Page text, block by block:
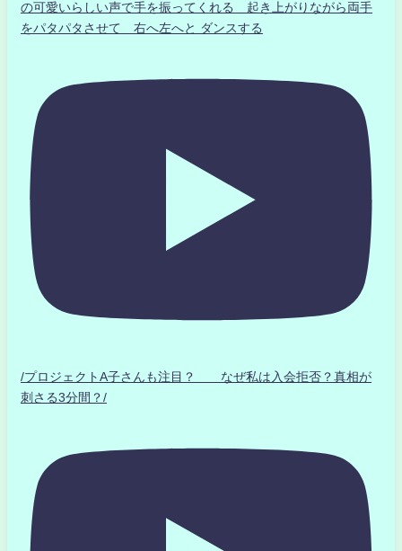
の可愛いらしい声で手を振ってくれる 起き上がりながら両手
をパタパタさせて 右へ左へと ダンスする
/プロジェクトA子さんも注目？ なぜ私は入会拒否？真相が
刺さる3分間？/